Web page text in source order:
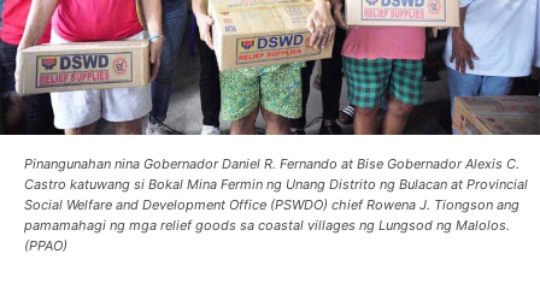
Pinangunahan nina Gobernador Daniel R. Fernando at Bise Gobernador Alexis C.
Castro katuwang si Bokal Mina Fermin ng Unang Distrito ng Bulacan at Provincial
Social Welfare and Development Office (PSWDO) chief Rowena J. Tiongson ang
pamamahagi ng mga relief goods sa coastal villages ng Lungsod ng Malolos.
(PPAO)